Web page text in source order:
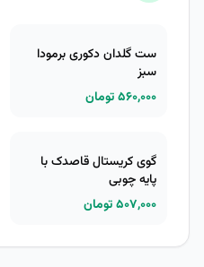
ست گلدان دکوری برمودا
سبز
۵۶۰,۰۰۰ تومان
گوی کریستال قاصدک با
پایه چوبی
۵۰۷,۰۰۰ تومان